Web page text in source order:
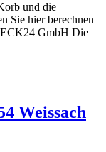
und die
Sie hier berechnen
GmbH Die
Weissach